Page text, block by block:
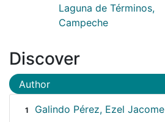
Laguna de Términos,
Campeche
Discover
Author
1 Galindo Pérez, Ezel Jacome